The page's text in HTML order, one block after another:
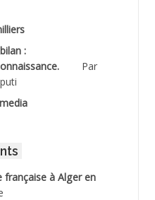
:
Par
française à Alger en